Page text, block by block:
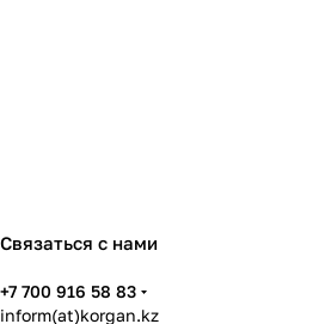
Связаться с нами
+7 700 916 58 83
inform(at)korgan.kz